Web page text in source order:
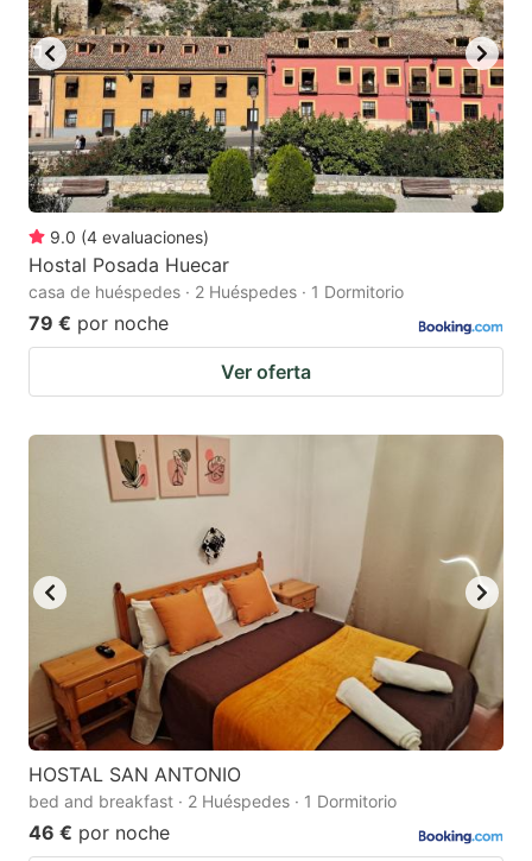
key
to
get
the
keyboard
shortcuts
for
changing
dates.
key
to
get
the
keyboard
shortcuts
dates.
9.0 (4 evaluaciones)
Hostal Posada Huecar
casa de huéspedes · 2 Huéspedes · 1 Dormitorio
79 € por noche
Ver oferta
HOSTAL SAN ANTONIO
bed and breakfast · 2 Huéspedes · 1 Dormitorio
46 € por noche